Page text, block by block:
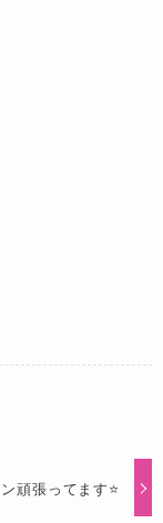
頑張ってます⭐️